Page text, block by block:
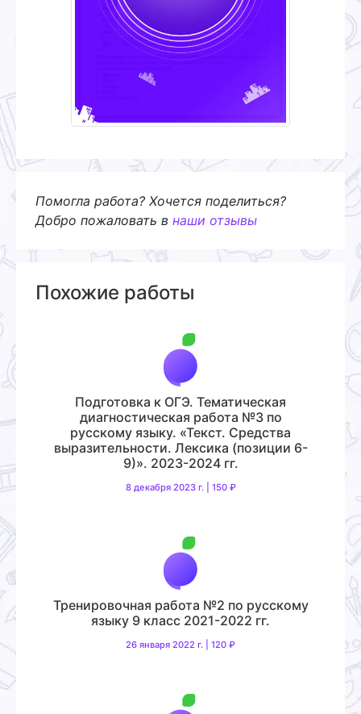
Помогла работа? Хочется поделиться?
Добро пожаловать в наши отзывы
Похожие работы
Подготовка к ОГЭ. Тематическая
диагностическая работа №3 по
русскому языку. «Текст. Средства
выразительности. Лексика (позиции 6-
9)». 2023-2024 гг.
8 декабря 2023 г. | 150 ₽
Тренировочная работа №2 по русскому
языку 9 класс 2021-2022 гг.
26 января 2022 г. | 120 ₽